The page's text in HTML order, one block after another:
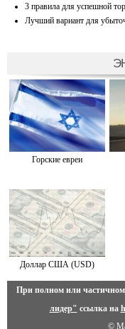
3 правила для успешной
Лучший вариант для
Горские евреи
Доллар США (USD)
При полном или частичном
лидер" ссылка на
©